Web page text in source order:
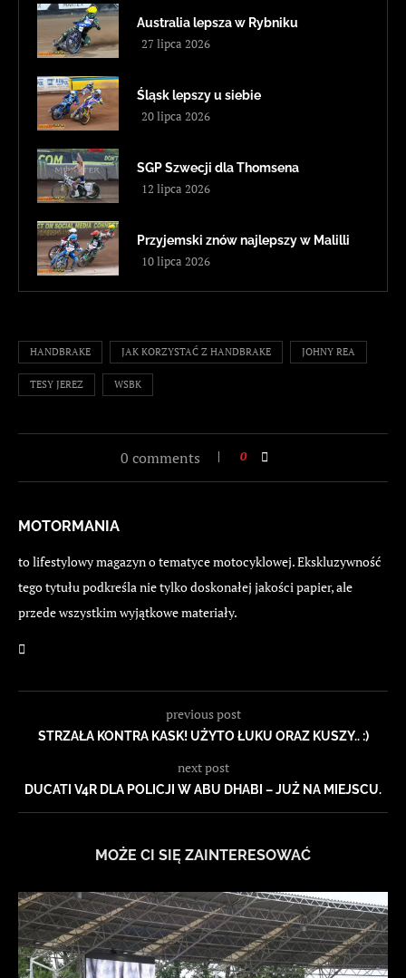
Australia lepsza w Rybniku
27 lipca 2026
Śląsk lepszy u siebie
20 lipca 2026
SGP Szwecji dla Thomsena
12 lipca 2026
Przyjemski znów najlepszy w Malilli
10 lipca 2026
HANDBRAKE JAK KORZYSTAĆ Z HANDBRAKE JOHNY REA
TESY JEREZ WSBK
0 comments 0
MOTORMANIA
to lifestylowy magazyn o tematyce motocyklowej. Ekskluzywność
tego tytułu podkreśla nie tylko doskonałej jakości papier, ale
przede wszystkim wyjątkowe materiały.
previous post
STRZAŁA KONTRA KASK! UŻYTO ŁUKU ORAZ KUSZY.. :)
next post
DUCATI V4R DLA POLICJI W ABU DHABI – JUŻ NA MIEJSCU.
MOŻE CI SIĘ ZAINTERESOWAĆ